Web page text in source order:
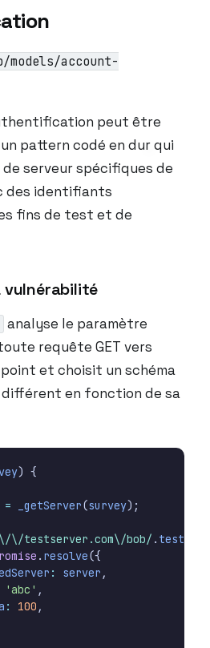
models/account-
peut être
pattern codé en dur qui
de serveur spécifiques de
des identifiants
fins de test et de
vulnérabilité
analyse le paramètre
requête GET vers
et choisit un schéma
en fonction de sa
) {
= _getServer(survey);
\/testserver.com\/bob/ . test
. resolve({
: server ,
'abc' ,
: 100 ,